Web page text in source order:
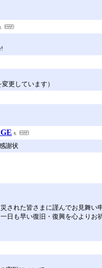
更しています）
謝状
された皆さまに謹んでお見舞い
日も早い復旧・復興を心よりお